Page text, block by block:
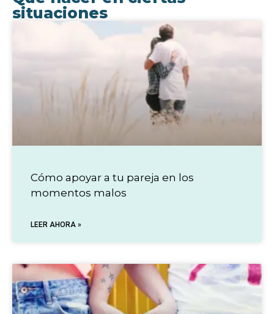
situaciones
Cómo apoyar a tu pareja en los
momentos malos
LEER AHORA »